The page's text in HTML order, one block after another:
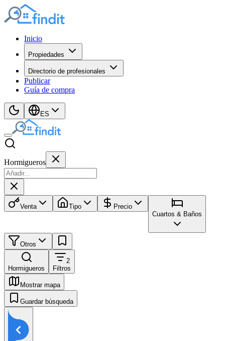
Inicio
Propiedades
Directorio de profesionales
Publicar
Guía de compra
ES
Hormigueros
Venta Tipo
Precio
Cuartos & Baños
Otros
Hormigueros
2
Filtros
Mostrar mapa
Guardar búsqueda